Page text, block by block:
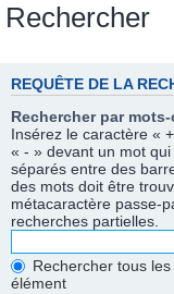
Rechercher
REQUÊTE DE LA
Rechercher par
Insérez le caractère «
« - » devant un mot
séparés entre des
des mots doit être
métacaractère passe-
recherches partielles.
Rechercher tous
élément